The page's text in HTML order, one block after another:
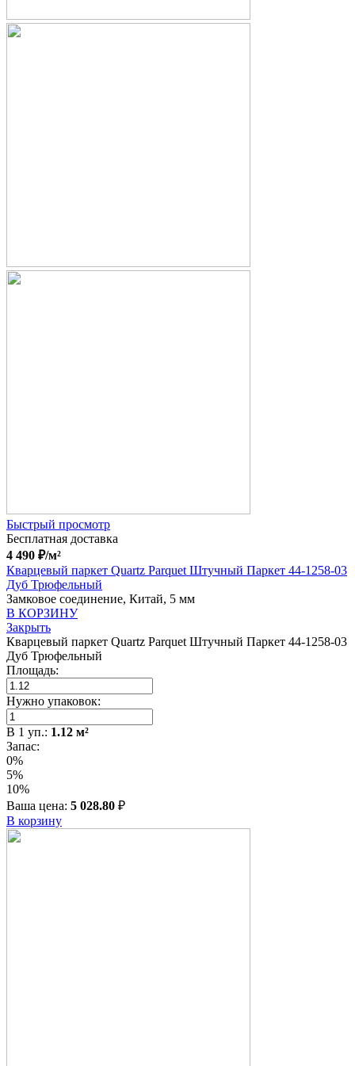
Быстрый просмотр
Бесплатная доставка
4 490 ₽/м²
Кварцевый паркет Quartz Parquet Штучный Паркет 44-1258-03
Дуб Трюфельный
Замковое соединение, Китай, 5 мм
В КОРЗИНУ
Закрыть
Кварцевый паркет Quartz Parquet Штучный Паркет 44-1258-03
Дуб Трюфельный
Площадь:
Нужно упаковок:
В 1 уп.: 1.12 м²
Запас:
0%
5%
10%
Ваша цена: 5 028.80 ₽
В корзину